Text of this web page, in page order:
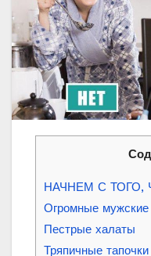
НАЧНЕМ С ТОГО,
Огромные
Пестрые халаты
Тряпичные тапочки